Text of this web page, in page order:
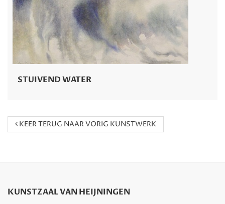
STUIVEND WATER
KEER TERUG NAAR VORIG KUNSTWERK
KUNSTZAAL VAN HEIJNINGEN